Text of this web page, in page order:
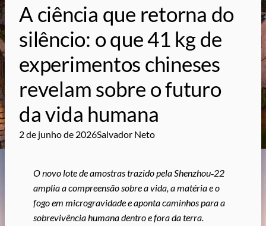
A ciência que retorna do
silêncio: o que 41 kg de
experimentos chineses
revelam sobre o futuro
da vida humana
2 de junho de 2026Salvador Neto
O novo lote de amostras trazido pela Shenzhou‑22
amplia a compreensão sobre a vida, a matéria e o
fogo em microgravidade e aponta caminhos para a
sobrevivência humana dentro e fora da terra.